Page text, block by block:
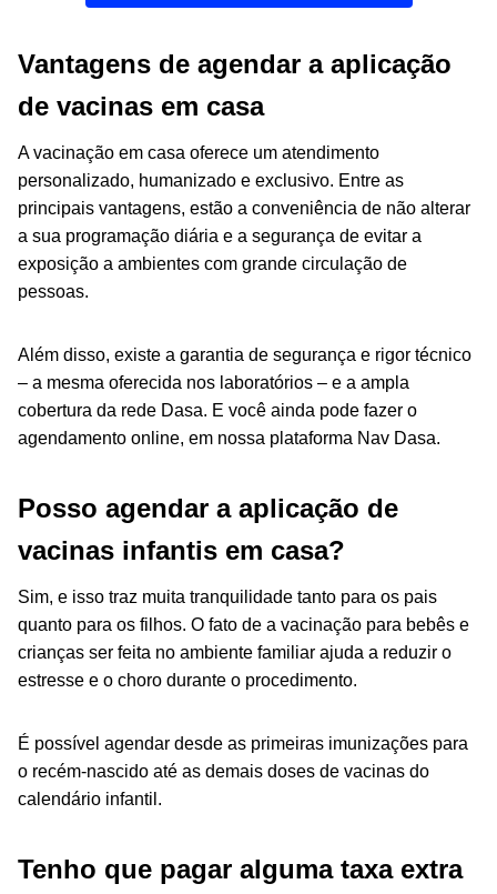
Vantagens de agendar a aplicação
de vacinas em casa
A vacinação em casa oferece um atendimento
personalizado, humanizado e exclusivo. Entre as
principais vantagens, estão a conveniência de não alterar
a sua programação diária e a segurança de evitar a
exposição a ambientes com grande circulação de
pessoas.
Além disso, existe a garantia de segurança e rigor técnico
– a mesma oferecida nos laboratórios – e a ampla
cobertura da rede Dasa. E você ainda pode fazer o
agendamento online, em nossa plataforma Nav Dasa.
Posso agendar a aplicação de
vacinas infantis em casa?
Sim, e isso traz muita tranquilidade tanto para os pais
quanto para os filhos. O fato de a vacinação para bebês e
crianças ser feita no ambiente familiar ajuda a reduzir o
estresse e o choro durante o procedimento.
É possível agendar desde as primeiras imunizações para
o recém-nascido até as demais doses de vacinas do
calendário infantil.
Tenho que pagar alguma taxa extra